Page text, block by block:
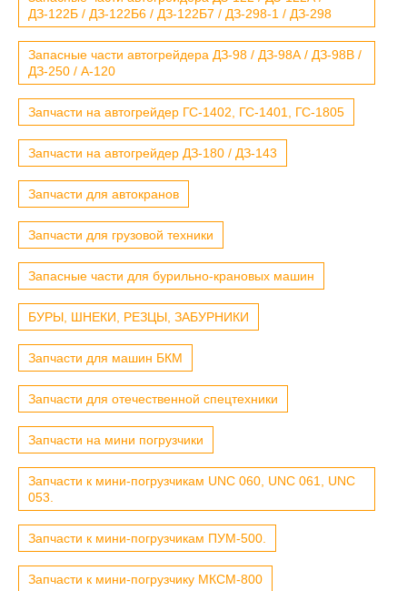
ДЗ-122Б / ДЗ-122Б6 / ДЗ-122Б7 / ДЗ-298-1 / ДЗ-298
Запасные части автогрейдера ДЗ-98 / ДЗ-98А / ДЗ-98В /
ДЗ-250 / А-120
Запчасти на автогрейдер ГС-1402, ГС-1401, ГС-1805
Запчасти на автогрейдер ДЗ-180 / ДЗ-143
Запчасти для автокранов
Запчасти для грузовой техники
Запасные части для бурильно-крановых машин
БУРЫ, ШНЕКИ, РЕЗЦЫ, ЗАБУРНИКИ
Запчасти для машин БКМ
Запчасти для отечественной спецтехники
Запчасти на мини погрузчики
Запчасти к мини-погрузчикам UNC 060, UNC 061, UNC
053.
Запчасти к мини-погрузчикам ПУМ-500.
Запчасти к мини-погрузчику МКСМ-800